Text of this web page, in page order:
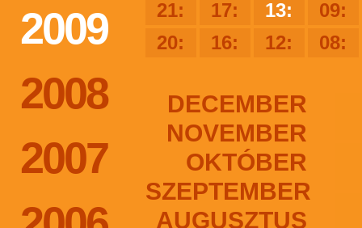
2009
2008
2007
21:
17: 13:
09:
20:
16: 12: 08:
DECEMBER
NOVEMBER
OKTÓBER
SZEPTEMBER
AUGUSZTUS